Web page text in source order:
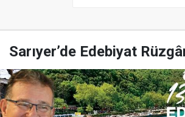
Sarıyer’de Edebiyat